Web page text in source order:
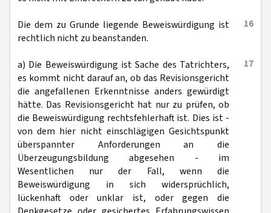
16
Die dem zu Grunde liegende Beweiswürdigung ist
rechtlich nicht zu beanstanden.
17
a) Die Beweiswürdigung ist Sache des Tatrichters,
es kommt nicht darauf an, ob das Revisionsgericht
die angefallenen Erkenntnisse anders gewürdigt
hätte. Das Revisionsgericht hat nur zu prüfen, ob
die Beweiswürdigung rechtsfehlerhaft ist. Dies ist -
von dem hier nicht einschlägigen Gesichtspunkt
überspannter Anforderungen an die
Überzeugungsbildung abgesehen - im
Wesentlichen nur der Fall, wenn die
Beweiswürdigung in sich widersprüchlich,
lückenhaft oder unklar ist, oder gegen die